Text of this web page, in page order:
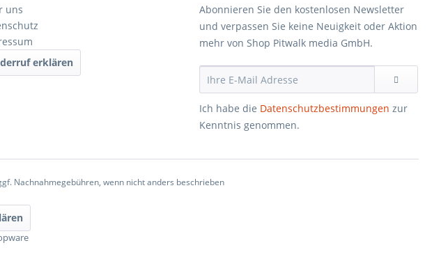
uns
erklären
Abonnieren Sie den kostenlosen Newsletter
und verpassen Sie keine Neuigkeit oder Aktion
mehr von Shop Pitwalk media GmbH.
Ich habe die Datenschutzbestimmungen zur
Kenntnis genommen.
Nachnahmegebühren, wenn nicht anders beschrieben